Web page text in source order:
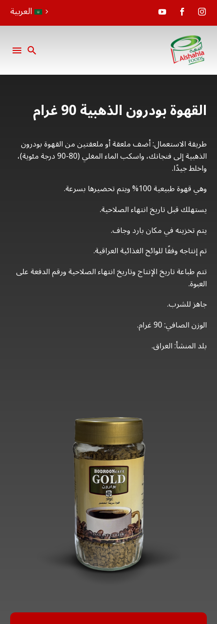
العربية
القهوة بودرون الذهبية 90 غرام
طريقة الاستعمال: أضف ملعقة أو ملعقتين من القهوة بودرون
الذهبية إلى فنجانك، واسكب الماء المغلي (80-90 درجة مئوية)،
واخلط جيدًا.
وهي قهوة طبيعية 100% ويتم تحضيرها بسرعة.
يستهلك قبل تاريخ انتهاء الصلاحية.
يتم تخزينه في مكان بارد وجاف.
تم إنتاجه وفقًا للوائح الغذائية العراقية.
تتم طباعة تاريخ الإنتاج وتاريخ انتهاء الصلاحية ورقم الدفعة على
العبوة.
جاهز للشرب.
الوزن الصافي: 90 غرام.
بلد المنشأ: العراق.